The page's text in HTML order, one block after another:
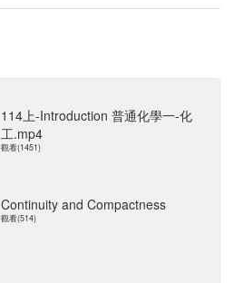
114上-Introduction 普通化學一-化
工.mp4
觀看(1451)
Continuity and Compactness
觀看(514)